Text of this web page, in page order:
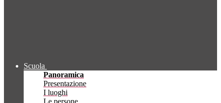
Scuola
Panoramica
Presentazione
I luoghi